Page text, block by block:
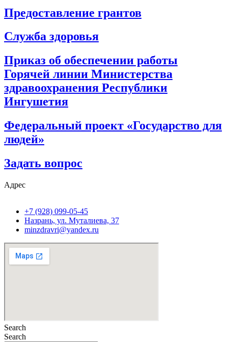
Предоставление грантов
Служба здоровья
Приказ об обеспечении работы
Горячей линии Министерства
здравоохранения Республики
Ингушетия
Федеральный проект «Государство для
людей»
Задать вопрос
Адрес
+7 (928) 099-05-45
Назрань, ул. Муталиева, 37
minzdravri@yandex.ru
Search
Search